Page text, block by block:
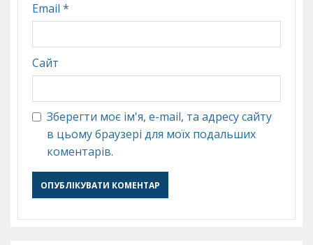
Email *
Сайт
Зберегти моє ім'я, e-mail, та адресу сайту
в цьому браузері для моїх подальших
коментарів.